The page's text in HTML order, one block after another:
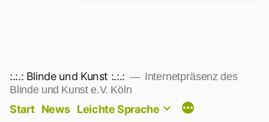
:.:.: Blinde und Kunst :.:.:
Internetpräsenz des
Blinde und Kunst e.V. Köln
Start News Leichte Sprache